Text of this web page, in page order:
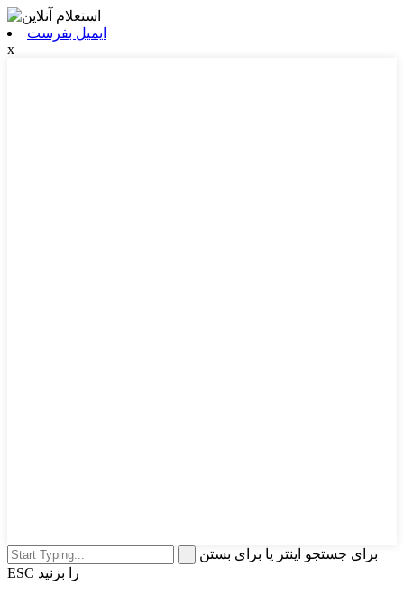
ایمیل بفرست
x
برای جستجو اینتر یا برای بستن
ESC را بزنید